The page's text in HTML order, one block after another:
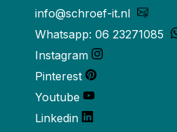
info@schroef-it.nl
Whatsapp: 06 23271085
Instagram
Pinterest
Youtube
Linkedin